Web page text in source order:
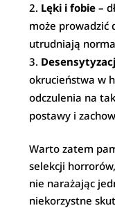
Lęki i fobie –
może prowadzić
utrudniają
okrucieństwa w
odczulenia na
postawy i
Warto zatem
selekcji
nie narażając
niekorzystne